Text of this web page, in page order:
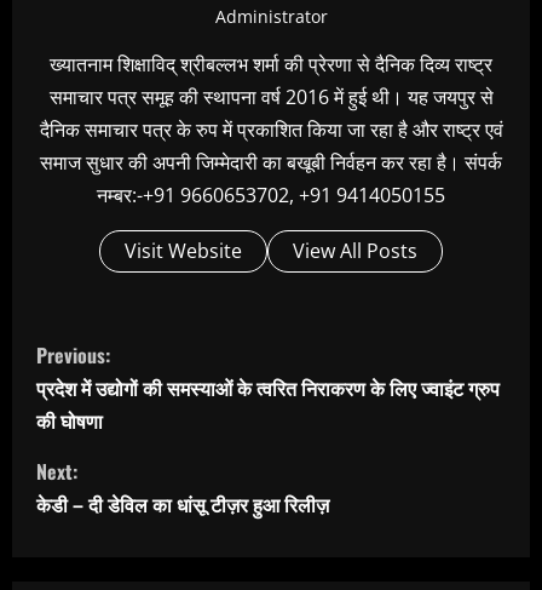
Administrator
ख्यातनाम शिक्षाविद् श्रीबल्लभ शर्मा की प्रेरणा से दैनिक दिव्य राष्ट्र
समाचार पत्र समूह की स्थापना वर्ष 2016 में हुई थी। यह जयपुर से
दैनिक समाचार पत्र के रुप में प्रकाशित किया जा रहा है और राष्ट्र एवं
समाज सुधार की अपनी जिम्मेदारी का बखूबी निर्वहन कर रहा है। संपर्क
नम्बर:-+91 9660653702, +91 9414050155
Visit Website View All Posts
C
o
n
t
i
Previous:
प्रदेश में उद्योगों की समस्याओं के त्वरित निराकरण के लिए ज्वाइंट ग्रुप
की घोषणा
Next:
केडी – दी डेविल का धांसू टीज़र हुआ रिलीज़